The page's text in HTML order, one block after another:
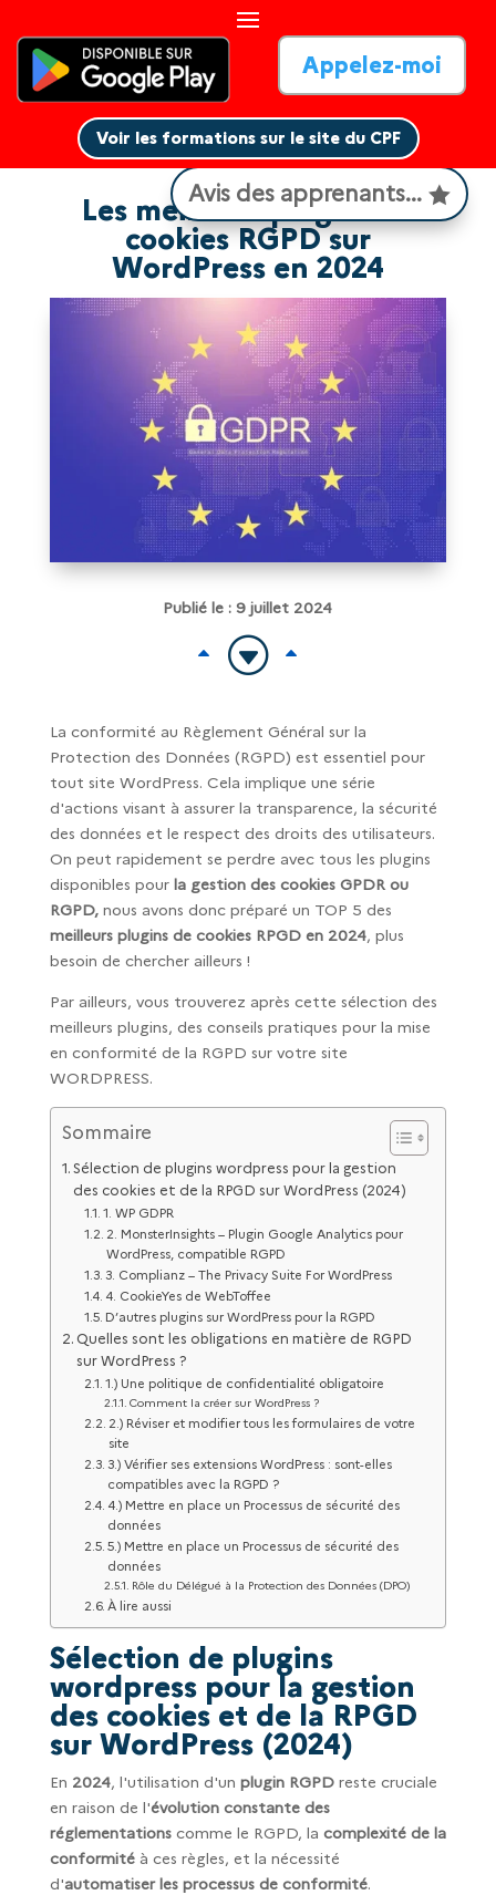
Avis des apprenants...
Appelez-moi
Voir les formations sur le site du CPF
Voir les formations sur le site du CPF
Les meilleurs plugins de
cookies RGPD sur
WordPress en 2024
Publié le : 9 juillet 2024
B G B
La conformité au Règlement Général sur la
Protection des Données (RGPD) est essentiel pour
tout site WordPress. Cela implique une série
d'actions visant à assurer la transparence, la sécurité
des données et le respect des droits des utilisateurs.
On peut rapidement se perdre avec tous les plugins
disponibles pourla gestion des cookies GPDR ou
RGPD,nous avons donc préparé un TOP 5 des
meilleurs plugins de cookies RPGD en 2024, plus
besoin de chercher ailleurs !
Par ailleurs, vous trouverez après cette sélection des
meilleurs plugins, des conseils pratiques pour la mise
en conformité de la RGPD sur votre site
WORDPRESS.
Sommaire
Sélection de plugins wordpress pour la gestion
des cookies et de la RPGD sur WordPress (2024)
1. WP GDPR
2. MonsterInsights – Plugin Google Analytics pour
WordPress, compatible RGPD
3. Complianz – The Privacy Suite For WordPress
4. CookieYes de WebToffee
D’autres plugins sur WordPress pour la RGPD
Quelles sont les obligations en matière de RGPD
sur WordPress ?
1.) Une politique de confidentialité obligatoire
Comment la créer sur WordPress ?
2.) Réviser et modifier tous les formulaires de votre
site
3.) Vérifier ses extensions WordPress : sont-elles
compatibles avec la RGPD ?
4.) Mettre en place un Processus de sécurité des
données
5.) Mettre en place un Processus de sécurité des
données
Rôle du Délégué à la Protection des Données (DPO)
À lire aussi
Sélection de plugins
wordpress pour la gestion
des cookies et de la RPGD
sur WordPress (2024)
En 2024, l'utilisation d'un plugin RGPDreste cruciale
en raison de l'évolution constante des
réglementationscomme le RGPD, la complexité de la
conformitéà ces règles, et la nécessité
d'automatiser les processus de conformité.